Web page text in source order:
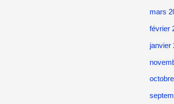
mars
février
janvier